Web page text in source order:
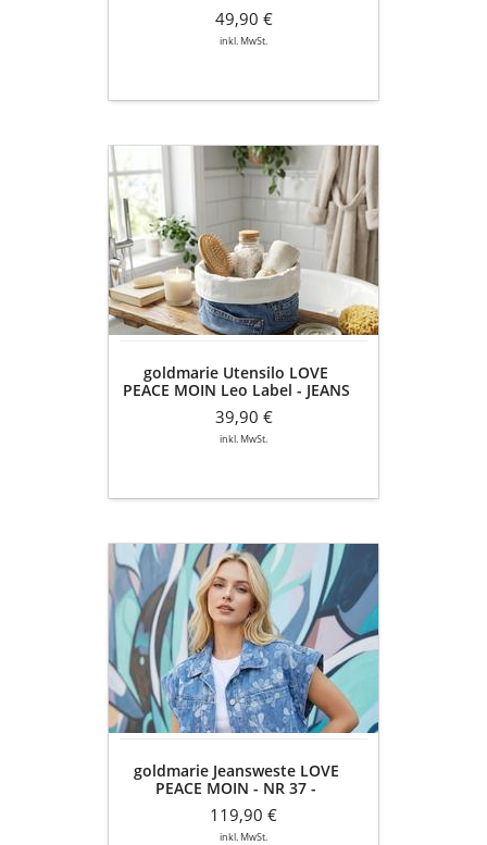
JEANS Recycelt - blau denim
49,90 €
inkl. MwSt.
goldmarie
Utensilo
LOVE
PEACE
MOIN
Leo
Label
-
JEANS
blau
goldmarie Utensilo LOVE
PEACE MOIN Leo Label - JEANS
Recycelt - blau denim
39,90 €
inkl. MwSt.
goldmarie
Jeansweste
LOVE
PEACE
MOIN
-
NR
37
-
Recycelt
goldmarie Jeansweste LOVE
PEACE MOIN - NR 37 -
Blumenmuster - Recycelt aus
einer Jeansjacke - denim blau
119,90 €
inkl. MwSt.